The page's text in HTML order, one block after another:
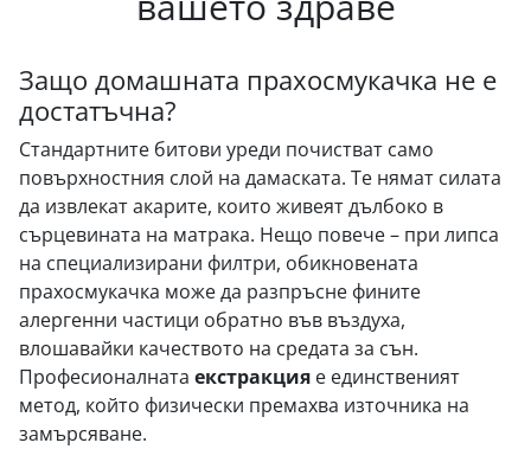
Защо домашната прахосмукачка не е
достатъчна?
Стандартните битови уреди почистват само
повърхностния слой на дамаската. Те нямат силата
да извлекат акарите, които живеят дълбоко в
сърцевината на матрака. Нещо повече – при липса
на специализирани филтри, обикновената
прахосмукачка може да разпръсне фините
алергенни частици обратно във въздуха,
влошавайки качеството на средата за сън.
Професионалната екстракция е единственият
метод, който физически премахва източника на
замърсяване.